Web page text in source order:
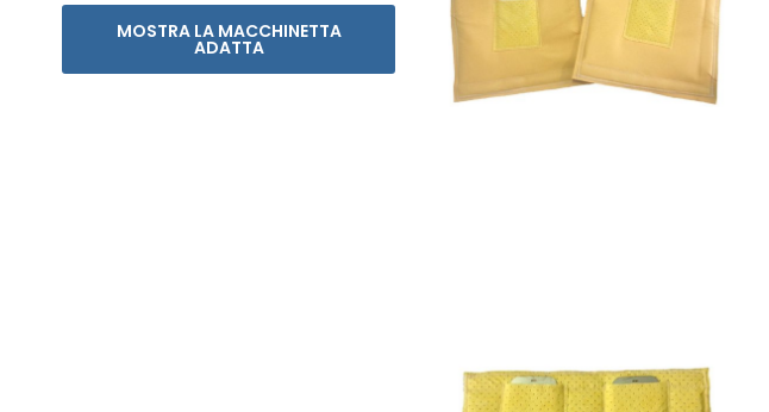
MOSTRA LA MACCHINETTA
ADATTA